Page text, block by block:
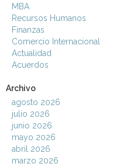
MBA
Recursos Humanos
Finanzas
Comercio Internacional
Actualidad
Acuerdos
Archivo
agosto 2026
julio 2026
junio 2026
mayo 2026
abril 2026
marzo 2026